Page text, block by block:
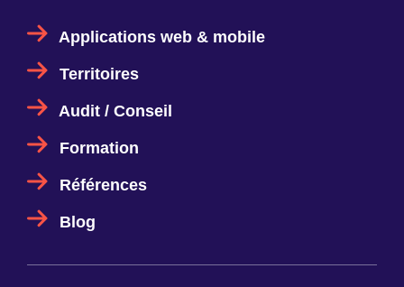
Applications web & mobile
Territoires
Audit / Conseil
Formation
Références
Blog